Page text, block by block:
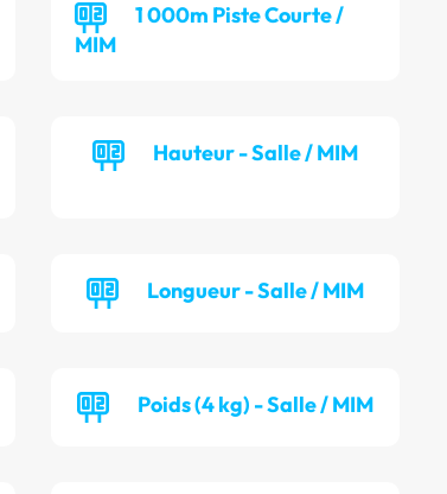
1 000m Piste Courte /
MIM
Hauteur - Salle / MIM
Longueur - Salle / MIM
Poids (4 kg) - Salle / MIM